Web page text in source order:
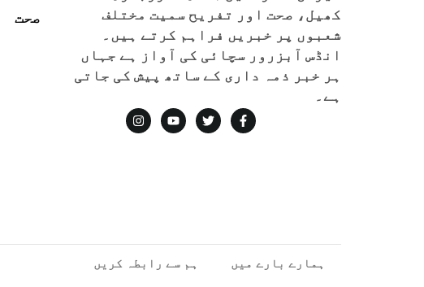
کھیل، صحت اور تفریح سمیت مختلف
شعبوں پر خبریں فراہم کرتے ہیں۔
انڈس آبزرور سچائی کی آواز ہے جہاں
ہر خبر ذمہ داری کے ساتھ پیش کی جاتی
ہے۔
صحت
ہمارے بارے میں ہم سے رابطہ کریں